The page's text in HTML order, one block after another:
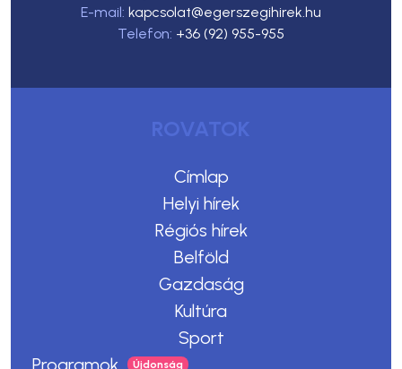
E-mail: kapcsolat@egerszegihirek.hu
Telefon: +36 (92) 955-955
ROVATOK
Címlap
Helyi hírek
Régiós hírek
Belföld
Gazdaság
Kultúra
Sport
Programok